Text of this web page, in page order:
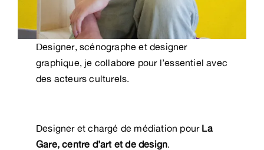
Designer, scénographe et designer
graphique, je collabore pour l’essentiel avec
des acteurs culturels.
Designer et chargé de médiation pour La
Gare, centre d’art et de design.